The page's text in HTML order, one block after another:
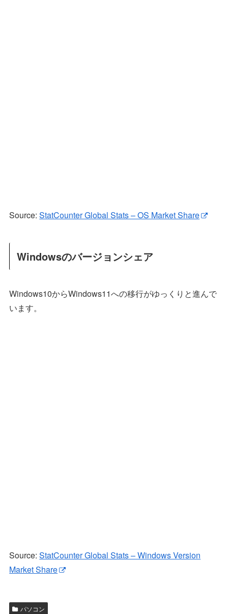
Source:StatCounter Global Stats – OS Market Share
Windowsのバージョンシェア
Windows10からWindows11への移行がゆっくりと進んで
います。
Source:StatCounter Global Stats – Windows Version
Market Share
パソコン